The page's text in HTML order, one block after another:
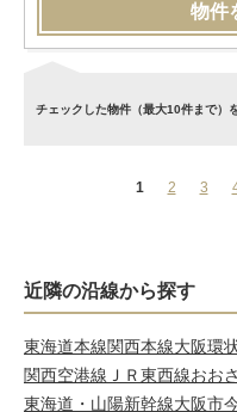
物件
チェックした物件（最大10件まで）
1 2 3
近隣の沿線から探す
東海道本線関西本線大阪環
関西空港線 ＪＲ東西線おお
東海道・山陽新幹線大阪市